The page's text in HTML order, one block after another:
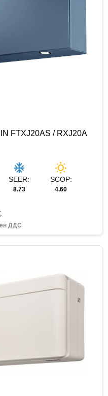
FTXJ20AS / RXJ20A
ac_unit
SEER:
8.73
wb_sunny
SCOP:
4.60